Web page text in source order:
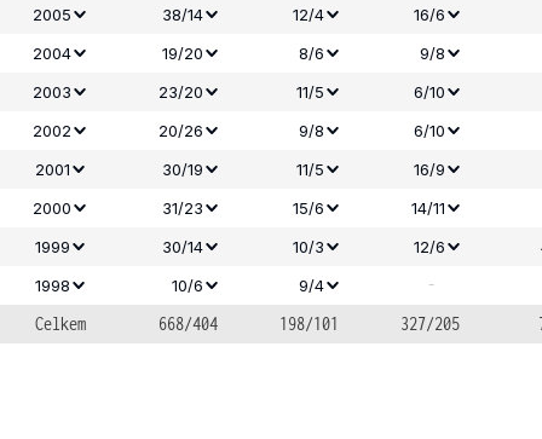
2005
38/14 12/4 16/6
2004
19/20 8/6
9/8
2003
23/20 11/5 6/10
2002
20/26 9/8 6/10
2001
30/19 11/5 16/9
2000
31/23 15/6
14/11
1999
30/14 10/3 12/6
1998
10/6 9/4
-
Celkem
668/404 198/101 327/205